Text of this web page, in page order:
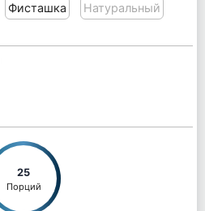
Фисташка Натуральный
25
Порций